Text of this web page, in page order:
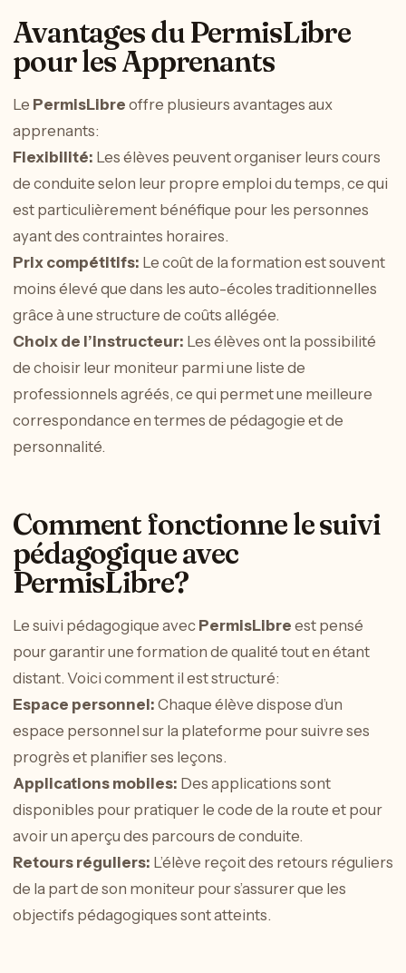
Avantages du PermisLibre
pour les Apprenants
Le PermisLibre offre plusieurs avantages aux
apprenants:
Flexibilité: Les élèves peuvent organiser leurs cours
de conduite selon leur propre emploi du temps, ce qui
est particulièrement bénéfique pour les personnes
ayant des contraintes horaires.
Prix compétitifs: Le coût de la formation est souvent
moins élevé que dans les auto-écoles traditionnelles
grâce à une structure de coûts allégée.
Choix de l’instructeur: Les élèves ont la possibilité
de choisir leur moniteur parmi une liste de
professionnels agréés, ce qui permet une meilleure
correspondance en termes de pédagogie et de
personnalité.
Comment fonctionne le suivi
pédagogique avec
PermisLibre?
Le suivi pédagogique avec PermisLibre est pensé
pour garantir une formation de qualité tout en étant
distant. Voici comment il est structuré:
Espace personnel: Chaque élève dispose d’un
espace personnel sur la plateforme pour suivre ses
progrès et planifier ses leçons.
Applications mobiles: Des applications sont
disponibles pour pratiquer le code de la route et pour
avoir un aperçu des parcours de conduite.
Retours réguliers: L’élève reçoit des retours réguliers
de la part de son moniteur pour s’assurer que les
objectifs pédagogiques sont atteints.